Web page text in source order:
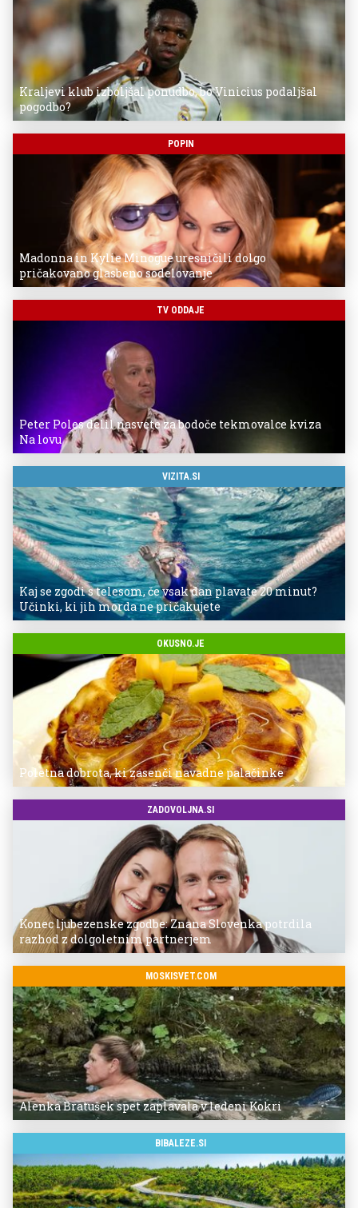
Kraljevi klub izboljšal ponudbo, bo Vinicius podaljšal
pogodbo?
POPIN
Madonna in Kylie Minogue uresničili dolgo
pričakovano glasbeno sodelovanje
TV ODDAJE
Peter Poles delil nasvete za bodoče tekmovalce kviza
Na lovu
VIZITA.SI
Kaj se zgodi s telesom, če vsak dan plavate 20 minut?
Učinki, ki jih morda ne pričakujete
OKUSNO.JE
Poletna dobrota, ki zasenči navadne palačinke
ZADOVOLJNA.SI
Konec ljubezenske zgodbe: Znana Slovenka potrdila
razhod z dolgoletnim partnerjem
MOSKISVET.COM
Alenka Bratušek spet zaplavala v ledeni Kokri
BIBALEZE.SI